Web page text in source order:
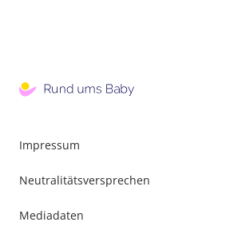
Impressum
Neutralitätsversprechen
Mediadaten